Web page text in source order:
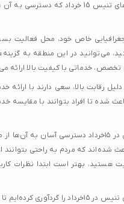
ببینید پس لیست بهترین زمین های
جغرافیایی خاص خود، محل
در ۱۵خرداد هستید، می‌توانید در این
معمولاً به دلیل رقابت بالا، سعی
شده تا افراد بتوانند با مقایسه
یکی از ویژگی‌های مهم زمین تنیس در
شده‌اند که مردم به راحتی بتوانند
کیفیت هستید، بهتر است ابتدا
بهترین گزینه کمک کنیم.